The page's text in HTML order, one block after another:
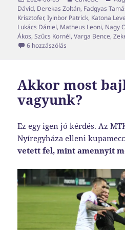
Dávid, Derekas Zoltán, Fadgyas
Krisztofer,Iyinbor Patrick, Katona
Lukács Dániel, Matheus Leoni, Nagy
Ákos,Szűcs Kornél,Varga Bence,
6 hozzászólás
Akkor most
vagyunk?
Ez egy igen jó kérdés. Az
Nyíregyháza elleni
vetett fel, mint amennyit